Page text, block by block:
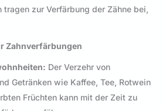
tragen zur Verfärbung der Zähne bei,
Zahnverfärbungen
Der Verzehr von
Getränken wie Kaffee, Tee, Rotwein
Früchten kann mit der Zeit zu